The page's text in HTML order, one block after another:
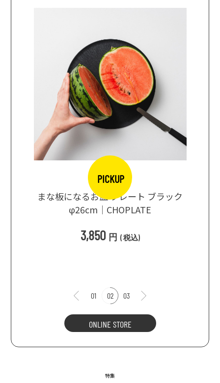
PICKUP
まな板になるお皿 プレート ブラック
φ26cm｜CHOPLATE
3,850 円 (税込)
01 02 03
ONLINE STORE
特集